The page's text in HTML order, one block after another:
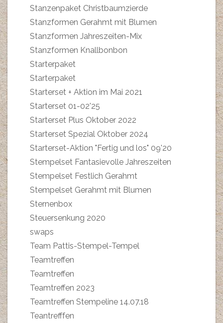
Stanzenpaket Christbaumzierde
Stanzformen Gerahmt mit Blumen
Stanzformen Jahreszeiten-Mix
Stanzformen Knallbonbon
Starterpaket
Starterpaket
Starterset + Aktion im Mai 2021
Starterset 01-02'25
Starterset Plus Oktober 2022
Starterset Spezial Oktober 2024
Starterset-Aktion "Fertig und los" 09'20
Stempelset Fantasievolle Jahreszeiten
Stempelset Festlich Gerahmt
Stempelset Gerahmt mit Blumen
Sternenbox
Steuersenkung 2020
swaps
Team Pattis-Stempel-Tempel
Teamtreffen
Teamtreffen
Teamtreffen 2023
Teamtreffen Stempeline 14.07.18
Teantrefffen